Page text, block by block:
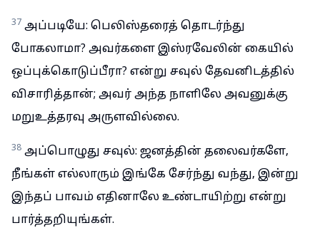
37 அப்படியே: பெலிஸ்தரைத் தொடர்ந்து
போகலாமா? அவர்களை இஸ்ரவேலின் கையில்
ஒப்புக்கொடுப்பீரா? என்று சவுல் தேவனிடத்தில்
விசாரித்தான்; அவர் அந்த நாளிலே அவனுக்கு
மறுஉத்தரவு அருளவில்லை.
38 அப்பொழுது சவுல்: ஜனத்தின் தலைவர்களே,
நீங்கள் எல்லாரும் இங்கே சேர்ந்து வந்து, இன்று
இந்தப் பாவம் எதினாலே உண்டாயிற்று என்று
பார்த்தறியுங்கள்.